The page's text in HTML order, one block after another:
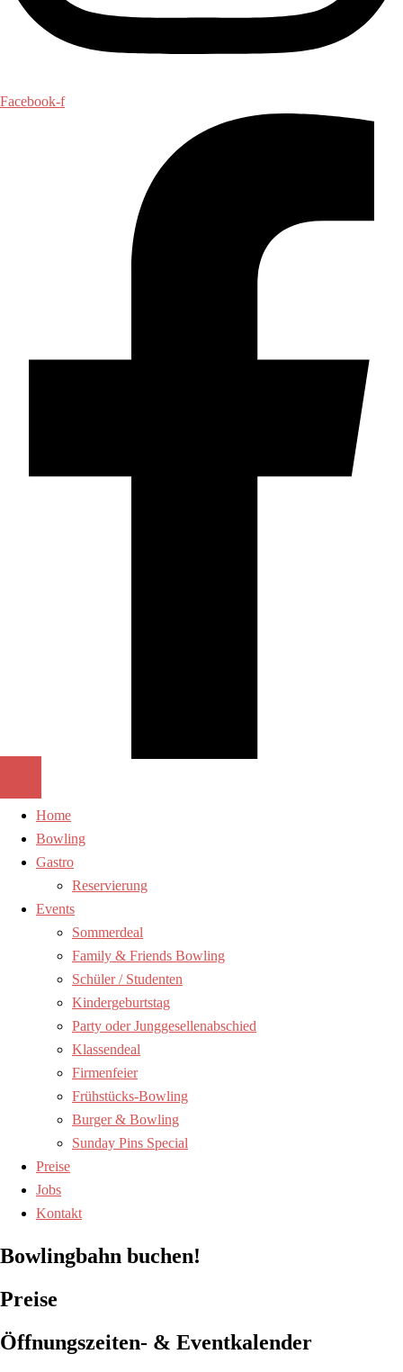
Facebook-f
Home
Bowling
Gastro
Reservierung
Events
Sommerdeal
Family & Friends Bowling
Schüler / Studenten
Kindergeburtstag
Party oder Junggesellenabschied
Klassendeal
Firmenfeier
Frühstücks-Bowling
Burger & Bowling
Sunday Pins Special
Preise
Jobs
Kontakt
Bowlingbahn buchen!
Preise
Öffnungszeiten- & Eventkalender